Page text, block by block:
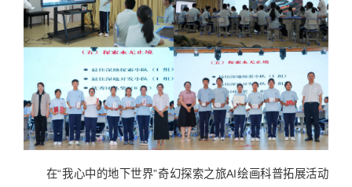
在“我心中的地下世界”奇幻探索之旅AI绘画科普拓展活动